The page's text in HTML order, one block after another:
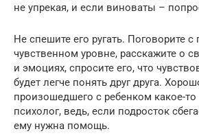
не упрекая, и если виноваты –
Не спешите его ругать. Поговорите
чувственном уровне, расскажите о
и эмоциях, спросите его, что
будет легче понять друг друга.
произошедшего с ребенком какое-то
психолог, ведь, если подросток
ему нужна помощь.